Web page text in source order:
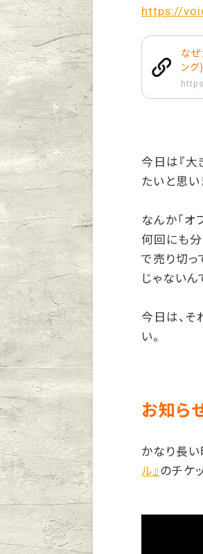
https://
なぜ
ング
今日は『大
たいと思い
なんか「オ
何回にも分
で売り切っ
じゃないん
今日は、そ
い。
お知ら
かなり長
ル』 のチケ